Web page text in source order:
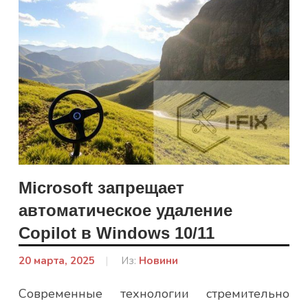
Microsoft запрещает
автоматическое удаление
Copilot в Windows 10/11
20 марта, 2025
От:
Из: Новини
Современные технологии стремительно